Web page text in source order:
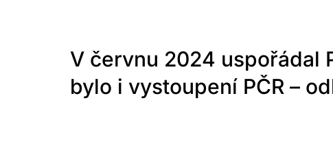
V červnu 2024 uspořádal
bylo i vystoupení PČR –